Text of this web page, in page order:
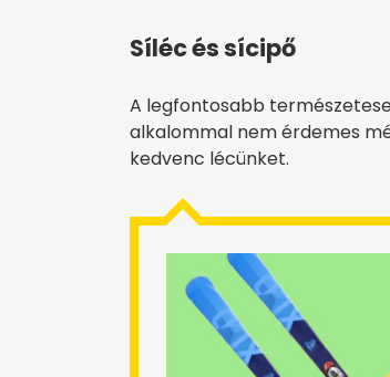
Síléc és sícipő
A legfontosabb
alkalommal nem érdemes
kedvenc lécünket.